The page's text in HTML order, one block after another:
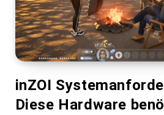
inZOI
Diese Hardware